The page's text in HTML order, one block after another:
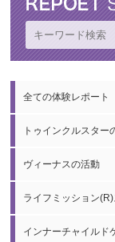
全ての体験レポート
トゥインクルスター
ヴィーナスの活動
ライフミッション
インナーチャイルド